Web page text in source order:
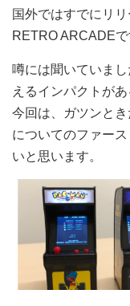
国外ではすでにリ
RETRO ARCADEで
噂には聞いていま
えるインパクトがあ
今回は、ガツンと
についてのファー
いと思います。